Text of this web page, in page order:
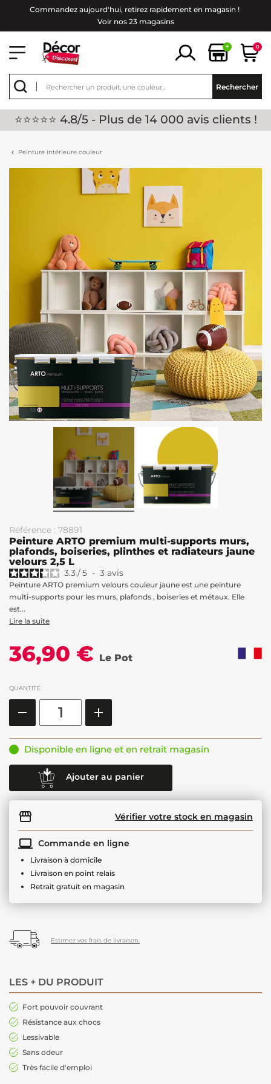
Commandez aujourd'hui, retirez rapidement en magasin !
Voir nos 23 magasins
+ 0
Rechercher
⭐⭐⭐⭐⭐ 4.8/5 - Plus de 14 000 avis clients !
Peinture intérieure couleur
Référence : 78891
Peinture ARTO premium multi-supports murs,
plafonds, boiseries, plinthes et radiateurs jaune
velours 2,5 L
3.3/5 - 3 avis
Peinture ARTO premium velours couleur jaune est une peinture
multi-supports pour les murs, plafonds , boiseries et métaux. Elle
est...
Lire la suite
36,90 € Le Pot
QUANTITÉ
Disponible en ligne et en retrait magasin
Ajouter au panier
Vérifier votre stock en magasin
Commande en ligne
Livraison à domicile
Livraison en point relais
Retrait gratuit en magasin
Estimez vos frais de livraison.
LES + DU PRODUIT
Fort pouvoir couvrant
Résistance aux chocs
Lessivable
Sans odeur
Très facile d'emploi